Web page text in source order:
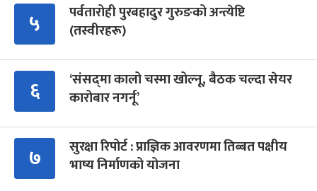
५
पर्वतारोही पुरबहादुर गुरुङको अन्त्येष्टि
(तस्वीरहरू)
६
‘संसद्‍मा कालो चस्मा खोल्नू, बैठक चल्दा सेयर
कारोबार नगर्नू’
७
सुरक्षा रिपोर्ट : प्राज्ञिक आवरणमा तिब्बत पक्षीय
भाष्य निर्माणको योजना